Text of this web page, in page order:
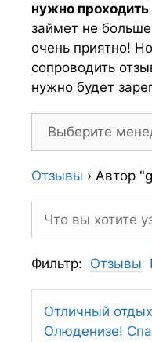
нужно
займет не
очень приятно!
сопроводить
нужно будет
Выберите
Отзывы › Автор
Фильтр: Отзывы
Отличный
Олюденизе!